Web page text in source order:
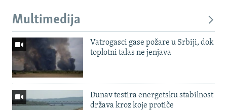
Multimedija
Vatrogasci gase požare u Srbiji, dok
toplotni talas ne jenjava
Dunav testira energetsku stabilnost
država kroz koje protiče